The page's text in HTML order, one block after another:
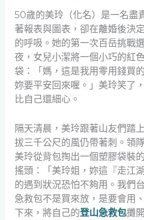
50歲的美玲（化名）是一名盡
著報表與圖表，卻在離婚後決
的呼吸。她的第一次百岳挑戰
夜，女兒小潔將一個小巧的紅
袋：「媽，這是我用零用錢買
妳要平安回來喔。」美玲笑了
比自己還細心。
隔天清晨，美玲跟著山友們踏
拔三千公尺的風仍帶著刺。領
美玲從背包掏出一個塑膠袋裝
搖頭：「美玲姐，妳這『走江
的遇到狀況恐怕不夠用。我們
急救包不是買來放，是要會用
下來，將自己的登山急救包攤